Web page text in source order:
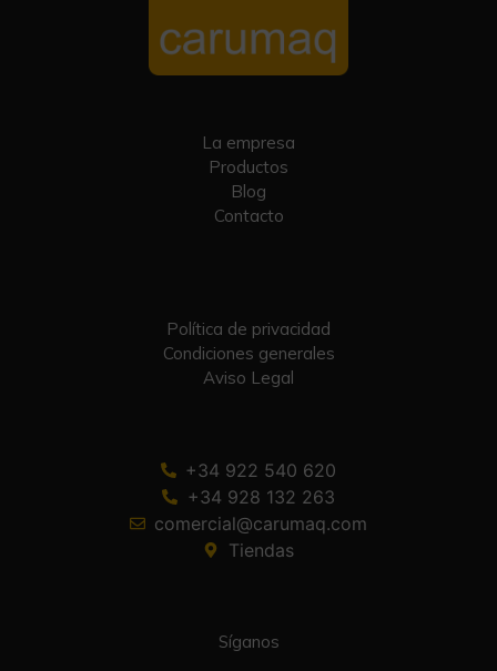
La empresa
Productos
Blog
Contacto
Política de privacidad
Condiciones generales
Aviso Legal
+34 922 540 620
+34 928 132 263
comercial@carumaq.com
Tiendas
Síganos